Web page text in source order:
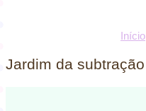
Início
Jardim da subtração